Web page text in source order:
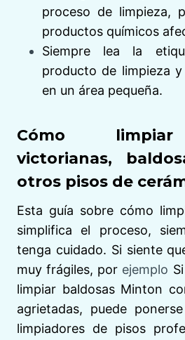
proceso de limpieza,
productos químicos
Siempre lea la
producto de limpieza
en un área pequeña.
Cómo
victorianas,
otros pisos de
Esta guía sobre cómo
simplifica el proceso,
tenga cuidado. Si siente
muy frágiles, por ejemplo
limpiar baldosas Minton
agrietadas, puede
limpiadores de pisos